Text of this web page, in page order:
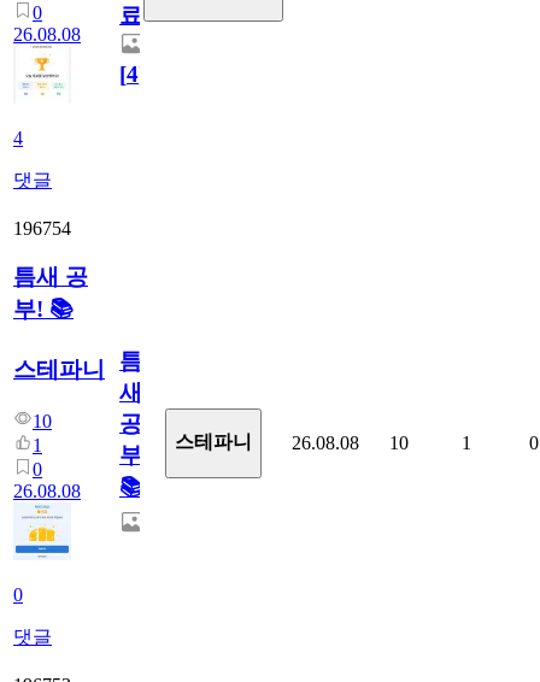
0
26.08.08
4
댓글
료
[4]
196754
틈새 공
부! 📚
스테파니
10
1
0
26.08.08
0
댓글
틈
새
공
부!
📚
스테파니 26.08.08 10 1 0